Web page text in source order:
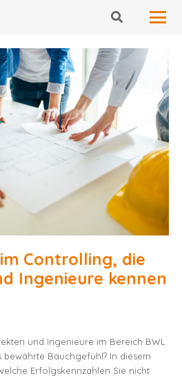
Controlling, die
Ingenieure kennen
und Ingenieure im Bereich BWL
bewährte Bauchgefühl? In diesem
Erfolgskennzahlen Sie nicht